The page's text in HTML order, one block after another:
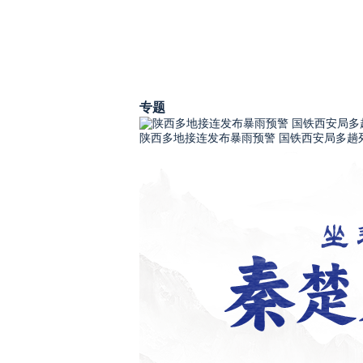
专题
陕西多地接连发布暴雨预警 国铁西安局多趟